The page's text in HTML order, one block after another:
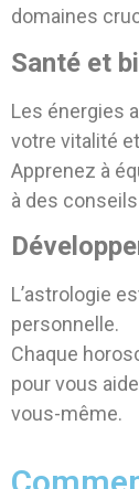
domaines
Santé et
Les énergies
votre vitalité
Apprenez à
à des
L’astrologie
personnelle.
Chaque
pour vous
vous-même.